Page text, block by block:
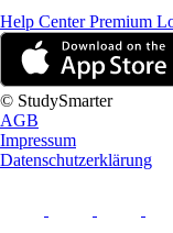
Help CenterPremium
© StudySmarter
AGB
Impressum
Datenschutzerklärung